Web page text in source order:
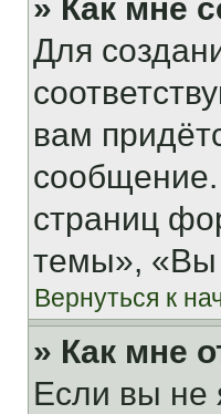
» Как мне
Для
вам
сообщение.
страниц
темы», «Вы
Вернуться к
» Как мне
Если вы не